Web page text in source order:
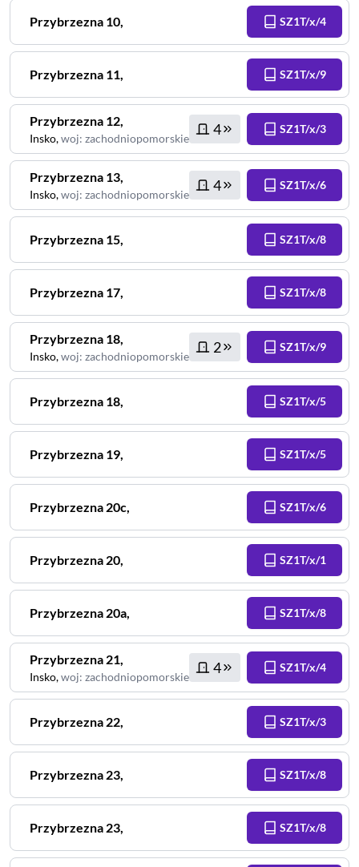
Przybrzezna 10, SZ1T/x/4
Przybrzezna 11, SZ1T/x/9
Przybrzezna 12,
Insko,woj: zachodniopomorskie
4 SZ1T/x/3
Przybrzezna 13,
Insko,woj: zachodniopomorskie
4 SZ1T/x/6
Przybrzezna 15, SZ1T/x/8
Przybrzezna 17, SZ1T/x/8
Przybrzezna 18,
Insko,woj: zachodniopomorskie
2 SZ1T/x/9
Przybrzezna 18, SZ1T/x/5
Przybrzezna 19, SZ1T/x/5
Przybrzezna 20c, SZ1T/x/6
Przybrzezna 20, SZ1T/x/1
Przybrzezna 20a, SZ1T/x/8
Przybrzezna 21,
Insko,woj: zachodniopomorskie
4 SZ1T/x/4
Przybrzezna 22, SZ1T/x/3
Przybrzezna 23, SZ1T/x/8
Przybrzezna 23, SZ1T/x/8